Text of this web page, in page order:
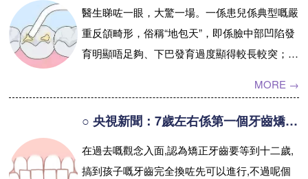
醫生睇咗一眼，大驚一場。一係患兒係典型嘅嚴
重反頜畸形，俗稱“地包天”，即係臉中部凹陷發
育明顯唔足夠、下巴發育過度顯得較長較突；二
顯的面部發育畸形，竟然仲以為“...【詳情】
MORE →
○ 央視新聞：7歲左右係第一個牙齒矯正嘅黃金期。
在過去嘅觀念入面,認為矯正牙齒要等到十二歲,
搞到孩子嘅牙齒完全換咗先可以進行,不過呢個